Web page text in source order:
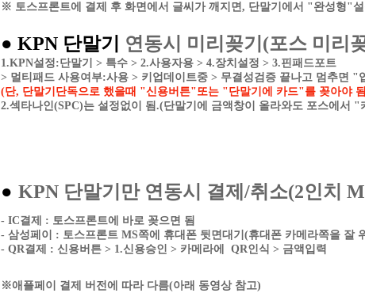
※ 토스프론트에 결제 후 화면에서 글씨가 깨지면, 단말기에서 "완성형"
● KPN 단말기 연동시 미리꽂기(포스 미리
1.KPN설정:단말기 > 특수 > 2.사용자용 > 4.장치설정 > 3.핀패드포트
> 멀티패드 사용여부:사용 > 키업데이트중 > 무결성검증 끝나고 멈추면 "
(단, 단말기단독으로 했을때 "신용버튼"또는 "단말기에 카드"를 꽂아야
2.섹타나인(SPC)는 설정없이 됨.(단말기에 금액창이 올라와도 포스에서
● KPN 단말기만 연동시 결제/취소(2인치
- IC결제 : 토스프론트에 바로 꽂으면 됨
- 삼성페이 : 토스프론트 MS쪽에 휴대폰 뒷면대기(휴대폰 카메라쪽을 잘
- QR결제 : 신용버튼 > 1.신용승인 > 카메라에 QR인식 > 금액입력
※애플페이 결제 버전에 따라 다름(아래 동영상 참고)